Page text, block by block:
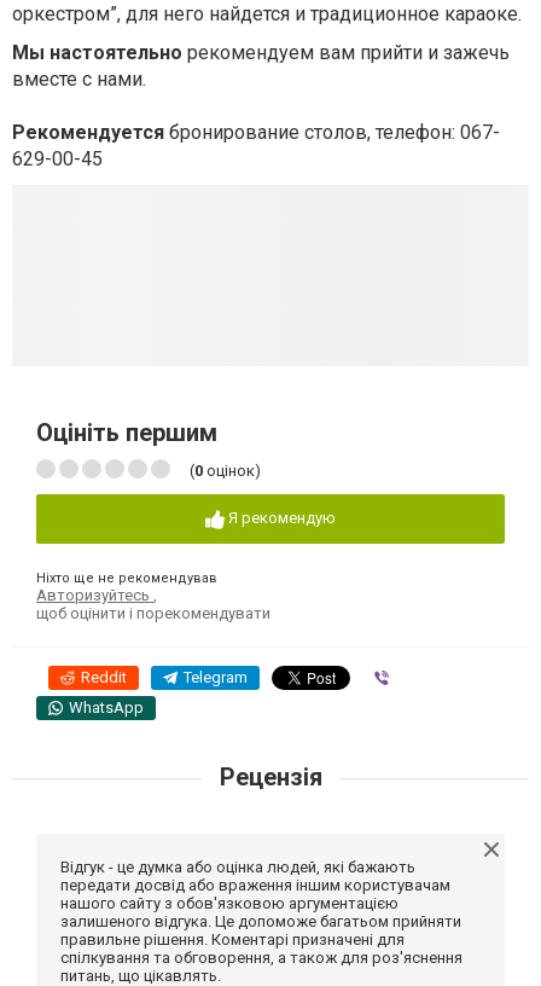
оркестром”, для него найдется и традиционное караоке.
Мы настоятельно рекомендуем вам прийти и зажечь
вместе с нами.
Рекомендуется бронирование столов, телефон: 067-
629-00-45
Оцініть першим
(0 оцінок)
Я рекомендую
Ніхто ще не рекомендував
Авторизуйтесь
щоб оцінити і порекомендувати
Reddit Telegram
WhatsApp
Рецензія
Відгук - це думка або оцінка людей, які бажають
передати досвід або враження іншим користувачам
нашого сайту з обов'язковою аргументацією
залишеного відгука. Це допоможе багатьом прийняти
правильне рішення. Коментарі призначені для
спілкування та обговорення, а також для роз'яснення
питань, що цікавлять.